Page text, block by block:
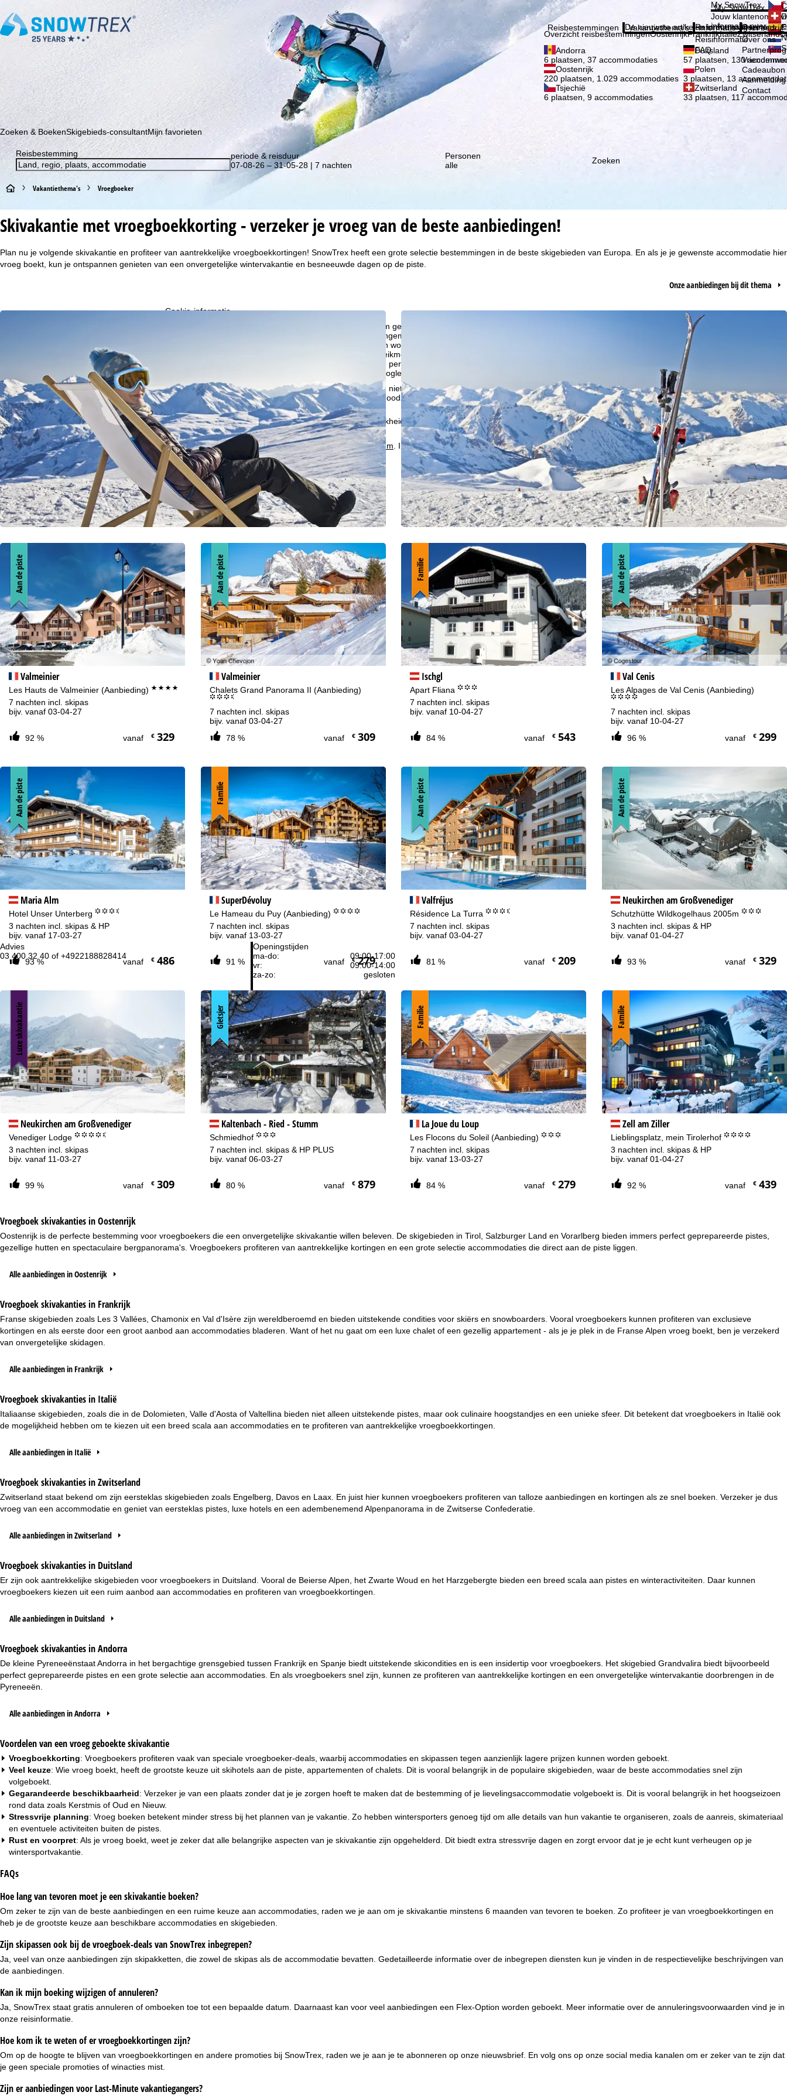
Cookie-informatie
Om onze website te optimaliseren, gebruiken we cookies om gebruiksinformatie te verzamelen, die wij, TravelTrex GmbH,
ook delen met onze partners. Gebruiksprofielen worden aangemaakt op basis van uw activiteiten met behulp van
eindapparaat- en browserinformatie. Deze gebruiksprofielen worden gebruikt voor statistische analyse, individuele
productaanbevelingen, geïndividualiseerde reclame en bereikmeting. Hiervoor hebben wij uw toestemming nodig (op elk
moment in te trekken), wat ook de overdracht van bepaalde persoonlijke gegevens aan derde aanbieders in derde landen
buiten de Europese Economische Ruimte inhoudt, zoals Google of Microsoft in de VS.
Door opaccepterente klikken, accepteert u het gebruik van niet-functionele cookies en soortgelijke technologieën. Als u op
weigerenklikt, gebruiken we alleen diensten die technisch noodzakelijk zijn en die nodig zijn voor de uitvoering van het
Meer informatie over het gebruik van cookies en de mogelijkheid om uw instellingen te wijzigen, vindt u in de informatie
overCookie-Policy.
Informatie over de verantwoordelijke vind je in het
Impressum . Informatie over de doeleinden en jouw rechten omtrent
gegevensbescherming vind je onzePrivacy Policy.
Accepteren
Advies
03 400 32 40 of +4922188828414
Openingstijden
ma-do:
09:00-17:00
vr:
09:00-14:00
za-zo:
gesloten
Naar contactpagina
Advies
Schrijf je in voor onze nieuwsbrief en wees als eerste op de hoogte van onze kortingsacties!
My SnowTrex
My SnowTrex
Jouw
informatie over je
Kies
Reisbestemmingen
Overzicht reisbestemmingenOostenrijkFrankrijkItaliëZwitserland
Andorra
6 plaatsen, 37 accommodaties
Duitsland
57 plaatsen, 130
Oostenrijk
220 plaatsen, 1.029 accommodaties
Polen
3 plaatsen, 13
Tsjechië
6 plaatsen, 9 accommodaties
Zwitserland
33 plaatsen, 117
Vakantiethema's
De nieuwste artikelen in ons magazine
Informatie
Reisinformatie
Reisinformatie
FAQ
Het bedrijf
Over ons
Over ons
Cadeaubon
Contact
Zoeken & BoekenSkigebieds-consultantMijn favorieten
Reisbestemming
periode & reisduur
07-08-26 – 31-05-28 | 7 nachten
Personen
alle
Zoeken
S
t
i
n
a
Vakantiethema's Vroegboeker
Skivakantie met vroegboekkorting - verzeker je vroeg van de beste aanbiedingen!
Plan nu je volgende skivakantie en profiteer van aantrekkelijke vroegboekkortingen! SnowTrex heeft een grote selectie bestemmingen in de beste skigebieden van Europa. En als je je gewenste accommodatie hier
vroeg boekt, kun je ontspannen genieten van een onvergetelijke wintervakantie en besneeuwde dagen op de piste.
Onze aanbiedingen bij dit thema
Valmeinier
Les Hauts de Valmeinier (Aanbieding) ****
7 nachten incl. skipas
bijv. vanaf 03-04-27
92 % vanaf €329
Aan de piste
Valmeinier
Chalets Grand Panorama II (Aanbieding)
°°°.
7 nachten incl. skipas
bijv. vanaf 03-04-27
78 %
vanaf €309
Aan de piste
Ischgl
Apart Fliana°°°
7 nachten incl. skipas
bijv. vanaf 10-04-27
84 % vanaf €543
Familie
Val Cenis
Les Alpages de Val Cenis (Aanbieding)
°°°°
7 nachten incl. skipas
bijv. vanaf 10-04-27
96 %
vanaf €299
Aan de piste
Maria Alm
Hotel Unser Unterberg °°°.
3 nachten incl. skipas & HP
bijv. vanaf 17-03-27
93 % vanaf €486
Aan de piste
SuperDévoluy
Le Hameau du Puy (Aanbieding) °°°°
7 nachten incl. skipas
bijv. vanaf 13-03-27
91 % vanaf €279
Familie
Valfréjus
Résidence La Turra°°°.
7 nachten incl. skipas
bijv. vanaf 03-04-27
81 % vanaf €209
Aan de piste
Neukirchen am Großvenediger
Schutzhütte Wildkogelhaus 2005m°°°
3 nachten incl. skipas & HP
bijv. vanaf 01-04-27
93 % vanaf €329
Aan de piste
Neukirchen am Großvenediger
Venediger Lodge °°°°.
3 nachten incl. skipas
bijv. vanaf 11-03-27
99 % vanaf €309
Luxe skivakantie
Kaltenbach - Ried - Stumm
Schmiedhof °°°
7 nachten incl. skipas & HP PLUS
bijv. vanaf 06-03-27
80 % vanaf €879
Gletsjer
La Joue du Loup
Les Flocons du Soleil (Aanbieding)°°°
7 nachten incl. skipas
bijv. vanaf 13-03-27
84 % vanaf €279
Familie
Zell am Ziller
Lieblingsplatz, mein Tirolerhof°°°°
3 nachten incl. skipas & HP
bijv. vanaf 01-04-27
92 % vanaf €439
Familie
Vroegboek skivakanties in Oostenrijk
Oostenrijk is de perfecte bestemming voor vroegboekers die een onvergetelijke skivakantie willen beleven. De skigebieden in Tirol, Salzburger Land en Vorarlberg bieden immers perfect geprepareerde pistes,
gezellige hutten en spectaculaire bergpanorama's. Vroegboekers profiteren van aantrekkelijke kortingen en een grote selectie accommodaties die direct aan de piste liggen.
Alle aanbiedingen in Oostenrijk
Vroegboek skivakanties in Frankrijk
Franse skigebieden zoals Les 3 Vallées, Chamonix en Val d'Isère zijn wereldberoemd en bieden uitstekende condities voor skiërs en snowboarders. Vooral vroegboekers kunnen profiteren van exclusieve
kortingen en als eerste door een groot aanbod aan accommodaties bladeren. Want of het nu gaat om een luxe chalet of een gezellig appartement - als je je plek in de Franse Alpen vroeg boekt, ben je verzekerd
van onvergetelijke skidagen.
Alle aanbiedingen in Frankrijk
Vroegboek skivakanties in Italië
Italiaanse skigebieden, zoals die in de Dolomieten, Valle d'Aosta of Valtellina bieden niet alleen uitstekende pistes, maar ook culinaire hoogstandjes en een unieke sfeer. Dit betekent dat vroegboekers in Italië ook
de mogelijkheid hebben om te kiezen uit een breed scala aan accommodaties en te profiteren van aantrekkelijke vroegboekkortingen.
Alle aanbiedingen in Italië
Vroegboek skivakanties in Zwitserland
Zwitserland staat bekend om zijn eersteklas skigebieden zoals Engelberg, Davos en Laax. En juist hier kunnen vroegboekers profiteren van talloze aanbiedingen en kortingen als ze snel boeken. Verzeker je dus
vroeg van een accommodatie en geniet van eersteklas pistes, luxe hotels en een adembenemend Alpenpanorama in de Zwitserse Confederatie.
Alle aanbiedingen in Zwitserland
Vroegboek skivakanties in Duitsland
Er zijn ook aantrekkelijke skigebieden voor vroegboekers in Duitsland. Vooral de Beierse Alpen, het Zwarte Woud en het Harzgebergte bieden een breed scala aan pistes en winteractiviteiten. Daar kunnen
vroegboekers kiezen uit een ruim aanbod aan accommodaties en profiteren van vroegboekkortingen.
Alle aanbiedingen in Duitsland
Vroegboek skivakanties in Andorra
De kleine Pyreneeënstaat Andorra in het bergachtige grensgebied tussen Frankrijk en Spanje biedt uitstekende skicondities en is een insidertip voor vroegboekers. Het skigebied Grandvalira biedt bijvoorbeeld
perfect geprepareerde pistes en een grote selectie aan accommodaties. En als vroegboekers snel zijn, kunnen ze profiteren van aantrekkelijke kortingen en een onvergetelijke wintervakantie doorbrengen in de
Pyreneeën.
Alle aanbiedingen in Andorra
Voordelen van een vroeg geboekte skivakantie
Vroegboekkorting: Vroegboekers profiteren vaak van speciale vroegboeker-deals, waarbij accommodaties en skipassen tegen aanzienlijk lagere prijzen kunnen worden geboekt.
Veel keuze: Wie vroeg boekt, heeft de grootste keuze uit skihotels aan de piste appartementen of chalets . Dit is vooral belangrijk in de populaire skigebieden, waar de beste accommodaties snel zijn
volgeboekt.
Gegarandeerde beschikbaarheid: Verzeker je van een plaats zonder dat je je zorgen hoeft te maken dat de bestemming of je lievelingsaccommodatie volgeboekt is. Dit is vooral belangrijk in het hoogseizoen
rond data zoals Kerstmis of Oud en Nieuw.
Stressvrije planning: Vroeg boeken betekent minder stress bij het plannen van je vakantie. Zo hebben wintersporters genoeg tijd om alle details van hun vakantie te organiseren, zoals de aanreis, skimateriaal
en eventuele activiteiten buiten de pistes.
Rust en voorpret: Als je vroeg boekt, weet je zeker dat alle belangrijke aspecten van je skivakantie zijn opgehelderd. Dit biedt extra stressvrije dagen en zorgt ervoor dat je je echt kunt verheugen op je
wintersportvakantie.
FAQs
Hoe lang van tevoren moet je een skivakantie boeken?
Om zeker te zijn van de beste aanbiedingen en een ruime keuze aan accommodaties, raden we je aan om je skivakantie minstens 6 maanden van tevoren te boeken. Zo profiteer je van vroegboekkortingen en
heb je de grootste keuze aan beschikbare accommodaties en skigebieden.
Zijn skipassen ook bij de vroegboek-deals van SnowTrex inbegrepen?
Ja, veel van onze aanbiedingen zijn skipakketten , die zowel de skipas als de accommodatie bevatten. Gedetailleerde informatie over de inbegrepen diensten kun je vinden in de respectievelijke beschrijvingen van
de aanbiedingen.
Kan ik mijn boeking wijzigen of annuleren?
Ja, SnowTrex staat gratis annuleren of omboeken toe tot een bepaalde datum. Daarnaast kan voor veel aanbiedingen een Flex-Option worden geboekt. Meer informatie over de annuleringsvoorwaarden vind je in
onze reisinformatie.
Hoe kom ik te weten of er vroegboekkortingen zijn?
Om op de hoogte te blijven van vroegboekkortingen en andere promoties bij SnowTrex, raden we je aan je te abonneren op onze nieuwsbrief . En volg ons op onze social media kanalen om er zeker van te zijn dat
je geen speciale promoties of winacties mist.
Zijn er aanbiedingen voor Last-Minute vakantiegangers?